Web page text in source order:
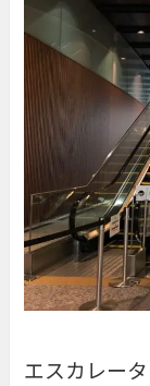
エスカレー